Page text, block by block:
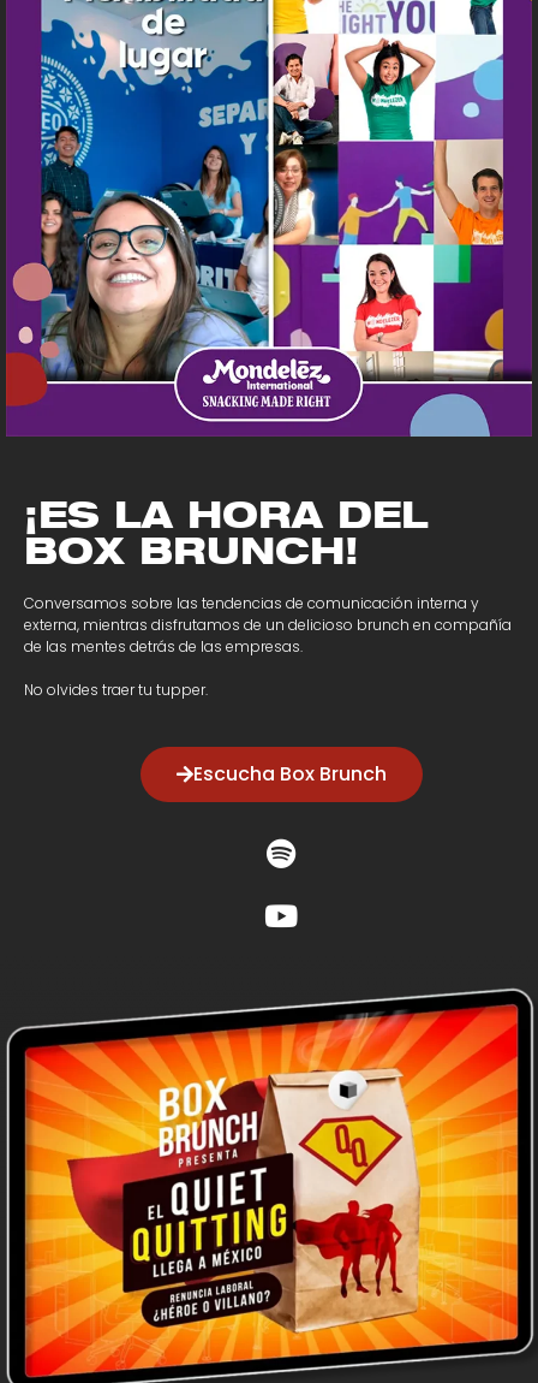
¡ES LA HORA DEL
BOX BRUNCH!
Conversamos sobre las tendencias de comunicación interna y
externa, mientras disfrutamos de un delicioso brunch en compañía
de las mentes detrás de las empresas.
No olvides traer tu tupper.
Escucha Box Brunch